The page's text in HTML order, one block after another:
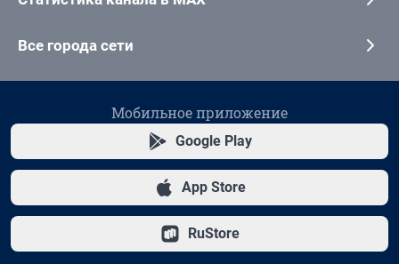
Все города сети
Мобильное приложение
Google Play
App Store
RuStore